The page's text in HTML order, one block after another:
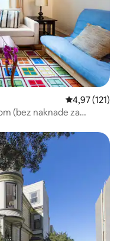
Prosječna
4,97 (121)
(bez naknade za
„Odabrali gosti”